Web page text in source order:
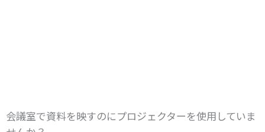
会議室で資料を映すのにプロジェクターを使用していま